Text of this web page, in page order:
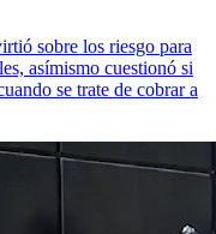
sobre los riesgo para
asímismo cuestionó si
se trate de cobrar a